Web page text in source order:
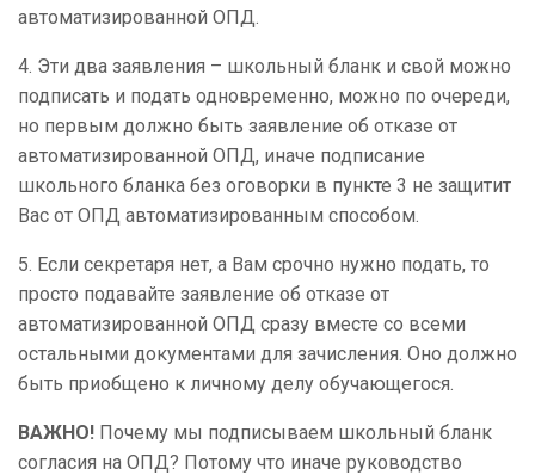
автоматизированной ОПД.
4. Эти два заявления – школьный бланк и свой можно
подписать и подать одновременно, можно по очереди,
но первым должно быть заявление об отказе от
автоматизированной ОПД, иначе подписание
школьного бланка без оговорки в пункте 3 не защитит
Вас от ОПД автоматизированным способом.
5. Если секретаря нет, а Вам срочно нужно подать, то
просто подавайте заявление об отказе от
автоматизированной ОПД сразу вместе со всеми
остальными документами для зачисления. Оно должно
быть приобщено к личному делу обучающегося.
ВАЖНО! Почему мы подписываем школьный бланк
согласия на ОПД? Потому что иначе руководство